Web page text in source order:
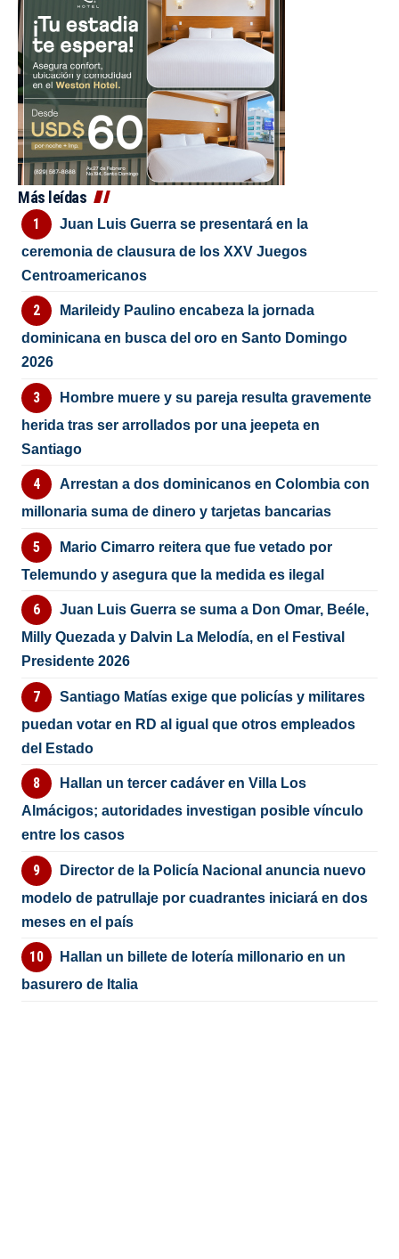
Más leídas
Juan Luis Guerra se presentará en la
ceremonia de clausura de los XXV Juegos
Centroamericanos
Marileidy Paulino encabeza la jornada
dominicana en busca del oro en Santo Domingo
2026
Hombre muere y su pareja resulta gravemente
herida tras ser arrollados por una jeepeta en
Santiago
Arrestan a dos dominicanos en Colombia con
millonaria suma de dinero y tarjetas bancarias
Mario Cimarro reitera que fue vetado por
Telemundo y asegura que la medida es ilegal
Juan Luis Guerra se suma a Don Omar, Beéle,
Milly Quezada y Dalvin La Melodía, en el Festival
Presidente 2026
Santiago Matías exige que policías y militares
puedan votar en RD al igual que otros empleados
del Estado
Hallan un tercer cadáver en Villa Los
Almácigos; autoridades investigan posible vínculo
entre los casos
Director de la Policía Nacional anuncia nuevo
modelo de patrullaje por cuadrantes iniciará en dos
meses en el país
Hallan un billete de lotería millonario en un
basurero de Italia